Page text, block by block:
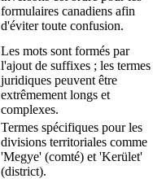
formulaires canadiens afin
d'éviter toute confusion.
Les mots sont formés par
l'ajout de suffixes ; les termes
juridiques peuvent être
extrêmement longs et
complexes.
Termes spécifiques pour les
divisions territoriales comme
'Megye' (comté) et 'Kerület'
(district).